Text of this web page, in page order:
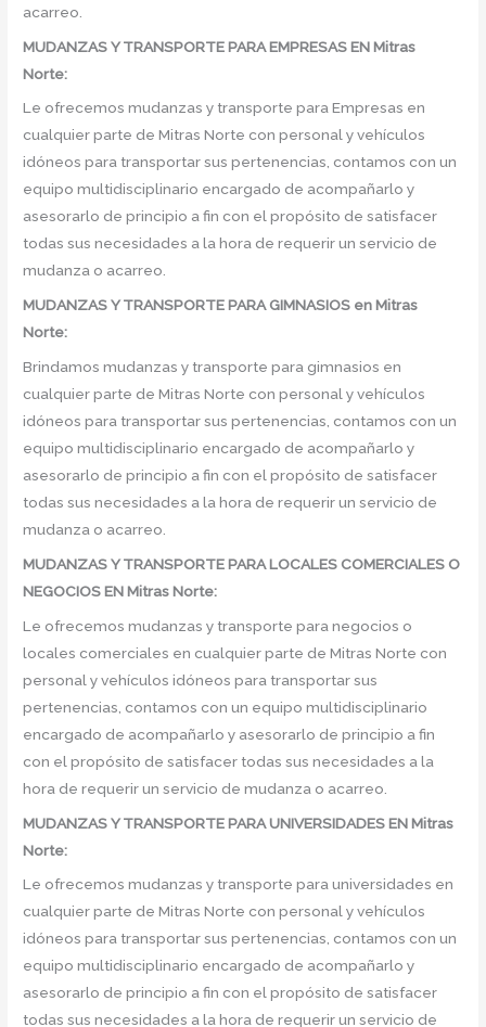
acarreo.
MUDANZAS Y TRANSPORTE PARA EMPRESAS EN Mitras
Norte:
Le ofrecemos mudanzas y transporte para Empresas en
cualquier parte de Mitras Norte con personal y vehículos
idóneos para transportar sus pertenencias, contamos con un
equipo multidisciplinario encargado de acompañarlo y
asesorarlo de principio a fin con el propósito de satisfacer
todas sus necesidades a la hora de requerir un servicio de
mudanza o acarreo.
MUDANZAS Y TRANSPORTE PARA GIMNASIOS en Mitras
Norte:
Brindamos mudanzas y transporte para gimnasios en
cualquier parte de Mitras Norte con personal y vehículos
idóneos para transportar sus pertenencias, contamos con un
equipo multidisciplinario encargado de acompañarlo y
asesorarlo de principio a fin con el propósito de satisfacer
todas sus necesidades a la hora de requerir un servicio de
mudanza o acarreo.
MUDANZAS Y TRANSPORTE PARA LOCALES COMERCIALES O
NEGOCIOS EN Mitras Norte:
Le ofrecemos mudanzas y transporte para negocios o
locales comerciales en cualquier parte de Mitras Norte con
personal y vehículos idóneos para transportar sus
pertenencias, contamos con un equipo multidisciplinario
encargado de acompañarlo y asesorarlo de principio a fin
con el propósito de satisfacer todas sus necesidades a la
hora de requerir un servicio de mudanza o acarreo.
MUDANZAS Y TRANSPORTE PARA UNIVERSIDADES EN Mitras
Norte:
Le ofrecemos mudanzas y transporte para universidades en
cualquier parte de Mitras Norte con personal y vehículos
idóneos para transportar sus pertenencias, contamos con un
equipo multidisciplinario encargado de acompañarlo y
asesorarlo de principio a fin con el propósito de satisfacer
todas sus necesidades a la hora de requerir un servicio de